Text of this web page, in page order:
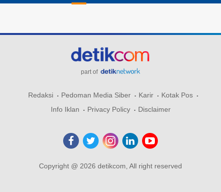
part of
Redaksi Pedoman Media Siber Karir
Kotak Pos
Info Iklan
Privacy Policy Disclaimer
Copyright @ 2026 detikcom, All right reserved